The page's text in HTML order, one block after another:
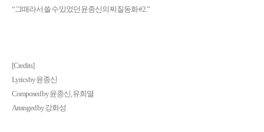
“그때라서 쓸 수 있었던 윤종신의 찌질동화 #2.”
[Credits]
Lyrics by 윤종신
Composed by 윤종신, 유희열
Arranged by 강화성